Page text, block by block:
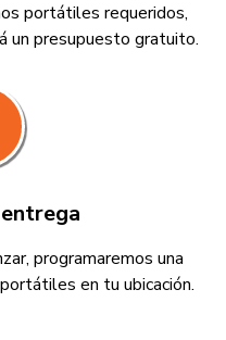
portátiles requeridos,
un presupuesto gratuito.
programaremos una
en tu ubicación.